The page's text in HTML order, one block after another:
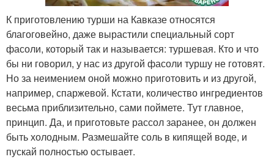
К приготовлению турши на Кавказе относятся
благоговейно, даже вырастили специальный сорт
фасоли, который так и называется: туршевая. Кто и что
бы ни говорил, у нас из другой фасоли туршу не готовят.
Но за неимением оной можно приготовить и из другой,
например, спаржевой. Кстати, количество ингредиентов
весьма приблизительно, сами поймете. Тут главное,
принцип. Да, и приготовьте рассол заранее, он должен
быть холодным. Размешайте соль в кипящей воде, и
пускай полностью остывает.